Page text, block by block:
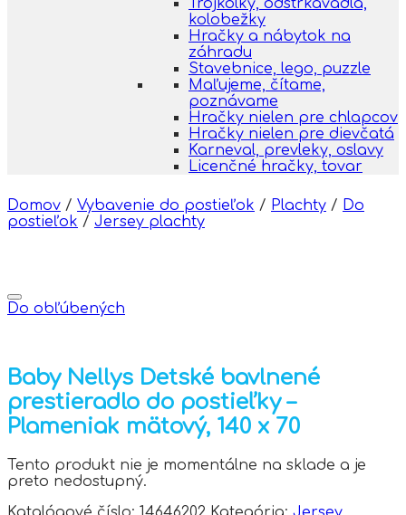
Trojkolky, odstrkavadla,
kolobežky
Hračky a nábytok na
záhradu
Stavebnice, lego, puzzle
Maľujeme, čítame,
poznávame
Hračky nielen pre chlapcov
Hračky nielen pre dievčatá
Karneval, prevleky, oslavy
Licenčné hračky, tovar
Domov / Vybavenie do postieľok / Plachty / Do
postieľok / Jersey plachty
Do obľúbených
Baby Nellys Detské bavlnené
prestieradlo do postieľky –
Plameniak mätový, 140 x 70
Tento produkt nie je momentálne na sklade a je
preto nedostupný.